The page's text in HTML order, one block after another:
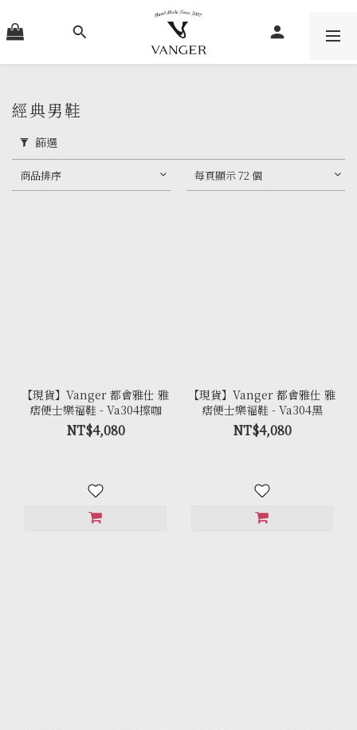
經典男鞋
篩選
商品排序 每頁顯示 72 個
【現貨】Vanger 都會雅仕 雅
痞便士樂福鞋 - Va304擦咖
NT$4,080
【現貨】Vanger 都會雅仕 雅
痞便士樂福鞋 - Va304黑
NT$4,080